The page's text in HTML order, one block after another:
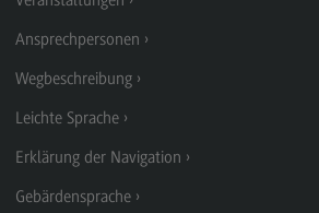
Kontakt
General Business Management
General Business Management
Modulangebot
Berufsperspektiven
Ansprechpersonen
Wegbeschreibung
Leichte Sprache
Erklärung der Navigation
Gebärdensprache